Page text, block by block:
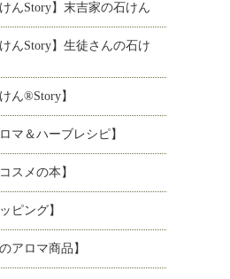
んStory】末吉家の石けん
んStory】生徒さんの石け
ん®Story】
マ＆ハーブレシピ】
スメの本】
ピング】
アロマ商品】